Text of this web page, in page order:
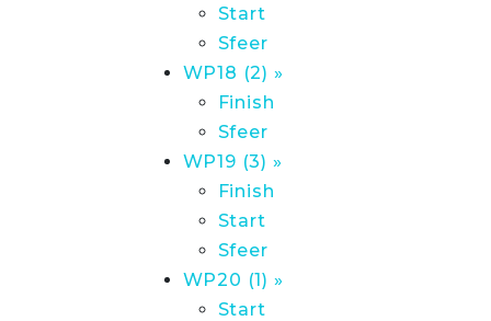
Start
Sfeer
WP18 (2) »
Finish
Sfeer
WP19 (3) »
Finish
Start
Sfeer
WP20 (1) »
Start